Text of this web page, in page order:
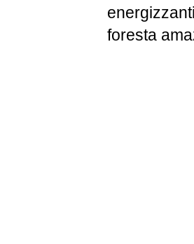
foresta